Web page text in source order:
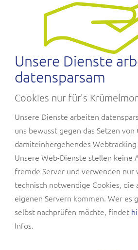
Unsere Dienste
datensparsam
Cookies nur für's
Unsere Dienste arbeiten
uns bewusst gegen das Setzen von
damiteinhergehendes
Unsere Web-Dienste stellen keine
fremde Server und verwenden nur
technisch notwendige Cookies, die
eigenen Servern kommen. Wer es
selbst nachprüfen möchte, findet
Infos.